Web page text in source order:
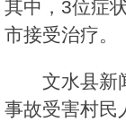
其中，3位症
市接受治疗。
文水县新
事故受害村民